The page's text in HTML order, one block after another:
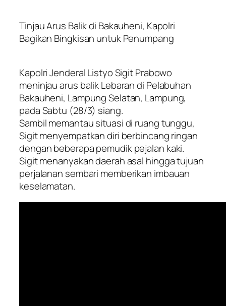
Tinjau Arus Balik di Bakauheni, Kapolri
Bagikan Bingkisan untuk Penumpang
Kapolri Jenderal Listyo Sigit Prabowo
meninjau arus balik Lebaran di Pelabuhan
Bakauheni, Lampung Selatan, Lampung,
pada Sabtu (28/3) siang.
Sambil memantau situasi di ruang tunggu,
Sigit menyempatkan diri berbincang ringan
dengan beberapa pemudik pejalan kaki.
Sigit menanyakan daerah asal hingga tujuan
perjalanan sembari memberikan imbauan
keselamatan.